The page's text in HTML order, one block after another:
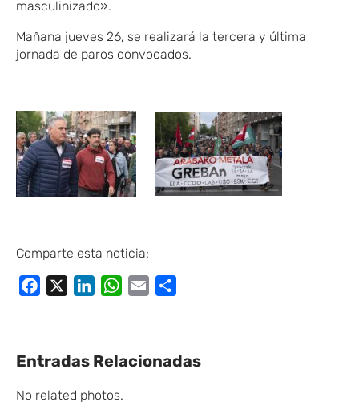
masculinizado».
Mañana jueves 26, se realizará la tercera y última
jornada de paros convocados.
Comparte esta noticia:
Facebook LinkedInWhatsApp
Email
Entradas Relacionadas
No related photos.